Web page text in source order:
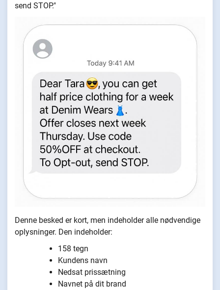
send STOP."
Denne besked er kort, men indeholder alle nødvendige
oplysninger. Den indeholder:
158 tegn
Kundens navn
Nedsat prissætning
Navnet på dit brand